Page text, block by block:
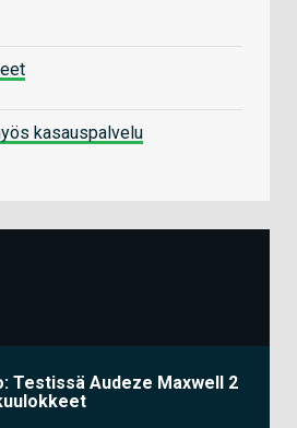
kasauspalvelu
Testissä Audeze Maxwell 2